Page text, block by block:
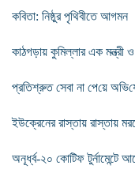
কবিতা: নিষ্ঠুর পৃথিবীতে আগমন
কাঠগড়ায় কুমিল্লার এক মন্ত্রী
প্রতিশ্রুত সেবা না পে‌য়ে
ইউক্রেনের রাস্তায় রাস্তায়
অনূর্ধ্ব-২০ কোটিফ টুর্নামেন্টে